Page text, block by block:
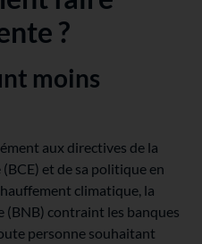
?
moins
aux directives de la
et de sa politique en
climatique, la
(BNB) contraint les banques
personne souhaitant